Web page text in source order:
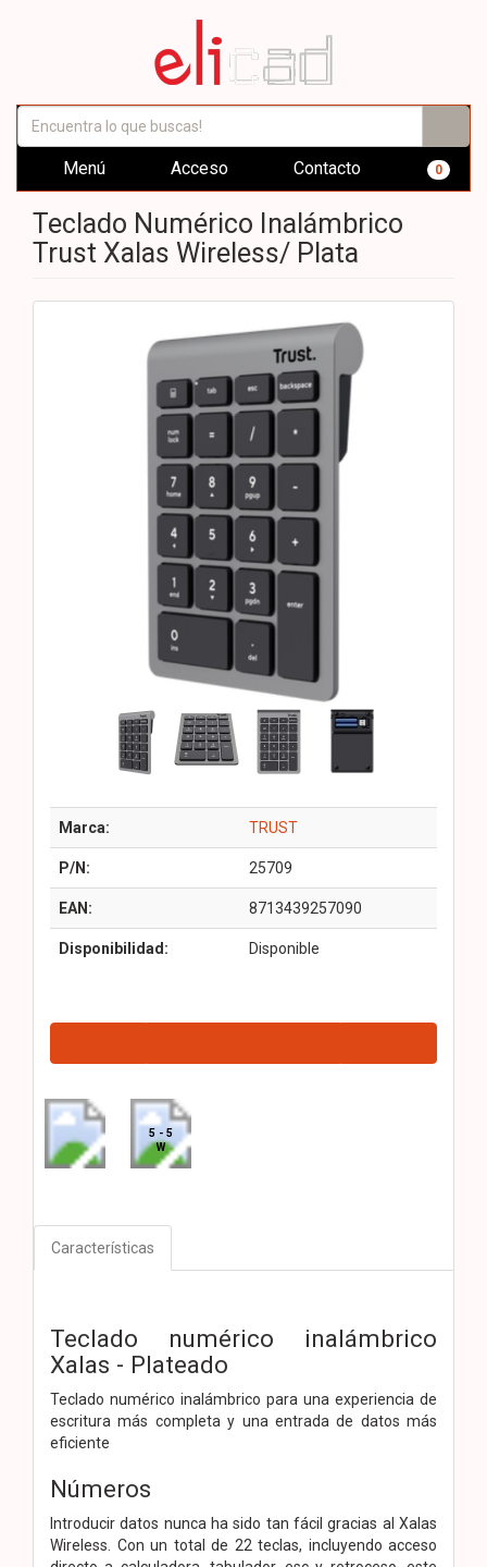
Menú Acceso Contacto 0
Teclado Numérico Inalámbrico
Trust Xalas Wireless/ Plata
Marca: TRUST
P/N: 25709
EAN: 8713439257090
Disponibilidad: Disponible
5 - 5
W
Características
Teclado numérico inalámbrico
Xalas - Plateado
Teclado numérico inalámbrico para una experiencia de
escritura más completa y una entrada de datos más
eficiente
Números
Introducir datos nunca ha sido tan fácil gracias al Xalas
Wireless. Con un total de 22 teclas, incluyendo acceso